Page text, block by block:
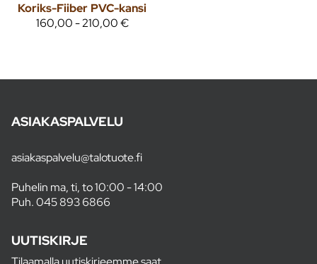
Koriks-Fiiber PVC-kansi
160,00 - 210,00 €
ASIAKASPALVELU
asiakaspalvelu@talotuote.fi
Puhelin ma, ti, to 10:00 - 14:00
Puh.045 893 6866
UUTISKIRJE